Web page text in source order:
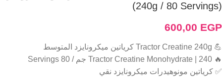
(240g / 80 Servings)
600,00 EGP
💪 Tractor Creatine 240g كرياتين ميكرونايزد المتوسط
🔥 Tractor Creatine Monohydrate | 240 جم / 80 Servings
✅ كرياتين مونوهيدرات ميكرونايزد نقي